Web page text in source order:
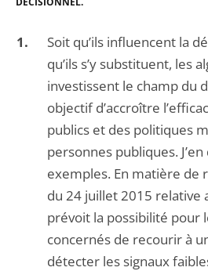
Soit qu’ils influencent la
qu’ils s’y substituent, les
investissent le champ du
objectif d’accroître
publics et des politiques
personnes publiques.
exemples. En matière de
du 24 juillet 2015 relative
prévoit la possibilité pour
concernés de recourir à
détecter les signaux